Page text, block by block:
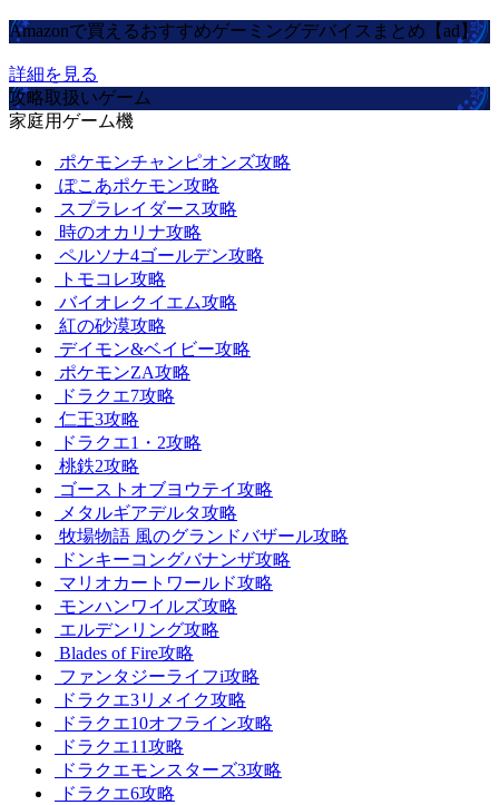
Amazonで買えるおすすめゲーミングデバイスまとめ【ad】
詳細を見る
攻略取扱いゲーム
家庭用ゲーム機
ポケモンチャンピオンズ攻略
ぽこあポケモン攻略
スプラレイダース攻略
時のオカリナ攻略
ペルソナ4ゴールデン攻略
トモコレ攻略
バイオレクイエム攻略
紅の砂漠攻略
デイモン&ベイビー攻略
ポケモンZA攻略
ドラクエ7攻略
仁王3攻略
ドラクエ1・2攻略
桃鉄2攻略
ゴーストオブヨウテイ攻略
メタルギアデルタ攻略
牧場物語 風のグランドバザール攻略
ドンキーコングバナンザ攻略
マリオカートワールド攻略
モンハンワイルズ攻略
エルデンリング攻略
Blades of Fire攻略
ファンタジーライフi攻略
ドラクエ3リメイク攻略
ドラクエ10オフライン攻略
ドラクエ11攻略
ドラクエモンスターズ3攻略
ドラクエ6攻略